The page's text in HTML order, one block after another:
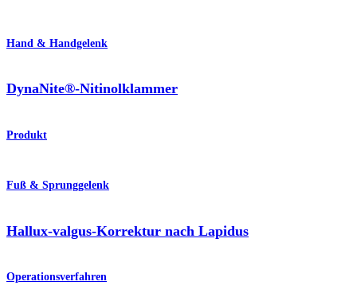
Hand & Handgelenk
DynaNite®-Nitinolklammer
Produkt
Fuß & Sprunggelenk
Hallux-valgus-Korrektur nach Lapidus
Operationsverfahren